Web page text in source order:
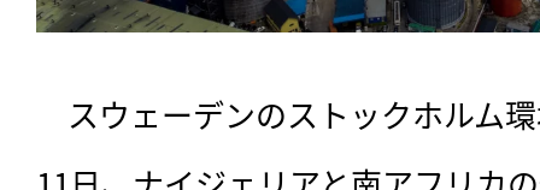
スウェーデンのストックホルム